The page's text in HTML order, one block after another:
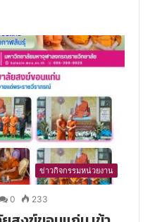
ข่าวกิจกรรมหน่วยงาน
0 233